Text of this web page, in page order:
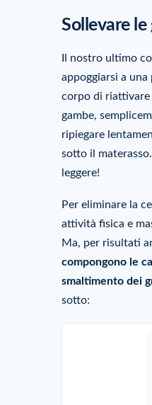
Sollevare le
Il nostro ultimo
appoggiarsi a
corpo di riattivare
gambe,
ripiegare
sotto il
leggere!
Per eliminare la
attività fisica e
Ma, per risultati
compongono le
smaltimento dei
sotto: